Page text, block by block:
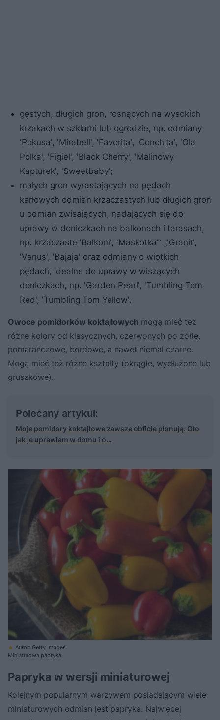
gęstych, długich gron, rosnących na wysokich
krzakach w szklarni lub ogrodzie, np. odmiany
'Pokusa', 'Mirabell', 'Favorita', 'Conchita', 'Ola
Polka', 'Figiel', 'Black Cherry', 'Malinowy
Kapturek', 'Sweetbaby';
małych gron wyrastających na pędach
karłowych odmian krzaczastych lub długich gron
u odmian zwisających, nadających się do
uprawy w doniczkach na balkonach i tarasach,
np. krzaczaste 'Balkoni', 'Maskotka”' „'Granit',
'Venus', 'Bajaja' oraz odmiany o wiotkich
pędach, idealne do uprawy w wiszących
doniczkach, np. 'Garden Pearl', 'Tumbling Tom
Red', 'Tumbling Tom Yellow'.
Owoce pomidorków koktajlowych mogą mieć też
różne kolory od klasycznych, czerwonych po żółte,
pomarańczowe, bordowe, a nawet niemal czarne.
Mogą mieć też różne kształty (okrągłe, wydłużone lub
gruszkowe).
Polecany artykuł:
Moje pomidory koktajlowe zawsze obficie plonują. Oto
jak je uprawiam w domu i o…
Autor: Getty Images
Miniaturowa papryka
Papryka w wersji miniaturowej
Kolejnym popularnym warzywem posiadającym wiele
miniaturowych odmian jest papryka. Najwięcej